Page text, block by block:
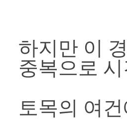
하지만 이
중복으로
토목의 여